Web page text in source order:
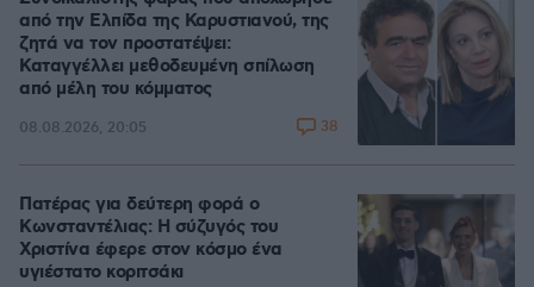
από την Ελπίδα της Καρυστιανού, της
ζητά να τον προστατέψει:
Καταγγέλλει μεθοδευμένη σπίλωση
από μέλη του κόμματος
08.08.2026, 20:05 38
Πατέρας για δεύτερη φορά ο
Κωνσταντέλιας: Η σύζυγός του
Χριστίνα έφερε στον κόσμο ένα
υγιέστατο κοριτσάκι